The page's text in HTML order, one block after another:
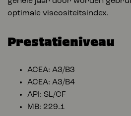
optimale viscositeitsindex.
Prestatieniveau
ACEA: A3/B3
ACEA: A3/B4
API: SL/CF
MB: 229.1